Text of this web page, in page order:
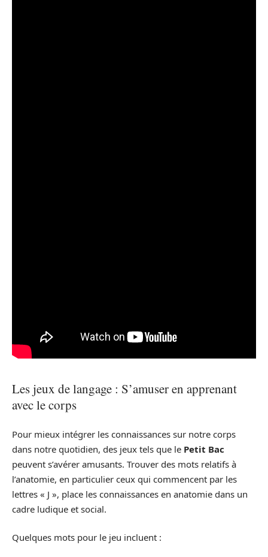
Les jeux de langage : S’amuser en apprenant
avec le corps
Pour mieux intégrer les connaissances sur notre corps
dans notre quotidien, des jeux tels que le Petit Bac
peuvent s’avérer amusants. Trouver des mots relatifs à
l’anatomie, en particulier ceux qui commencent par les
lettres « J », place les connaissances en anatomie dans un
cadre ludique et social.
Quelques mots pour le jeu incluent :